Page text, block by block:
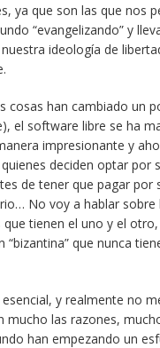
ya que son las que nos
“evangelizando” y
ideología de
cosas han cambiado un
el software libre se ha
impresionante y
deciden optar por
de tener que pagar por
No voy a hablar sobre
que tienen el uno y el
“bizantina” que nunca
y realmente no
mucho las razones,
han empezando un